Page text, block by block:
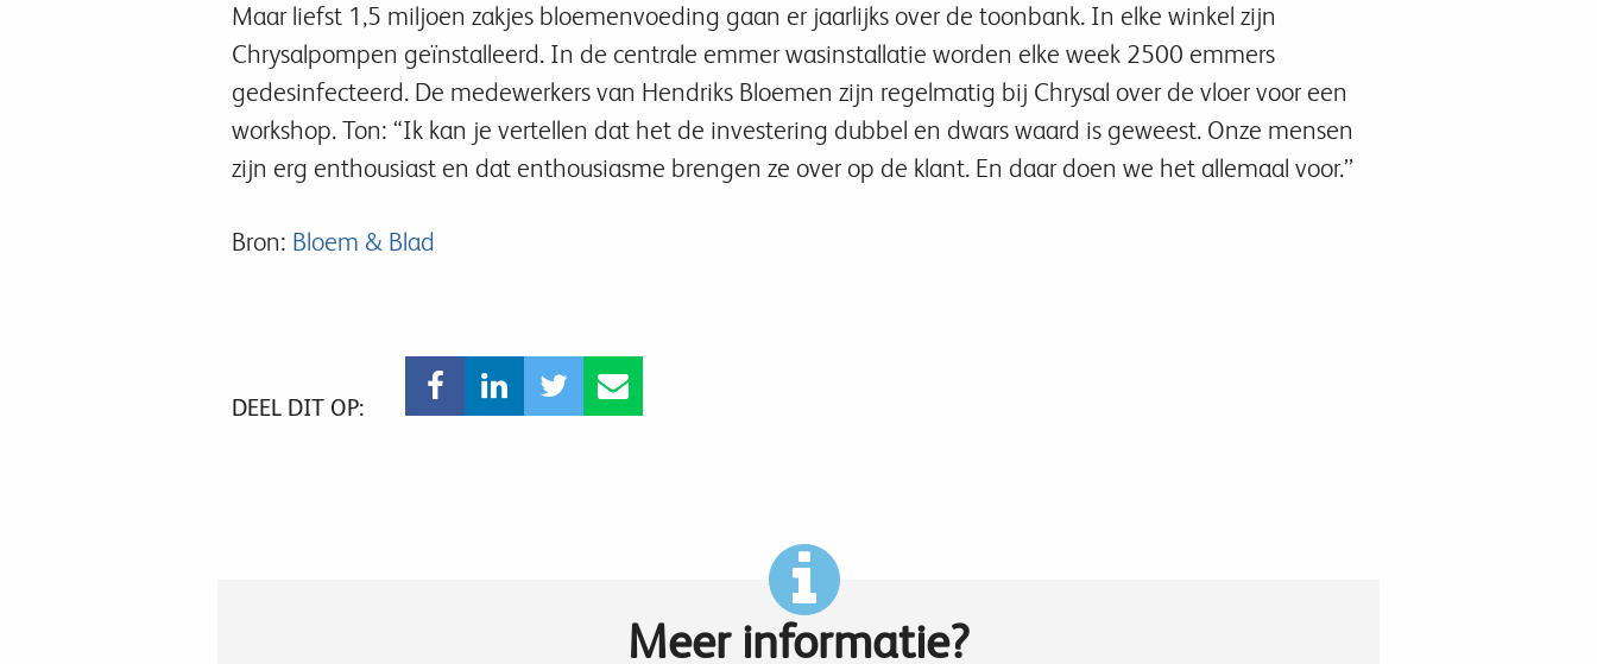
Maar liefst 1,5 miljoen zakjes bloemenvoeding gaan er jaarlijks over de toonbank. In elke winkel zijn
Chrysalpompen geïnstalleerd. In de centrale emmer wasinstallatie worden elke week 2500 emmers
gedesinfecteerd. De medewerkers van Hendriks Bloemen zijn regelmatig bij Chrysal over de vloer voor een
workshop. Ton: “Ik kan je vertellen dat het de investering dubbel en dwars waard is geweest. Onze mensen
zijn erg enthousiast en dat enthousiasme brengen ze over op de klant. En daar doen we het allemaal voor.’’
Bron: Bloem & Blad
DEEL DIT OP:
Meer informatie?